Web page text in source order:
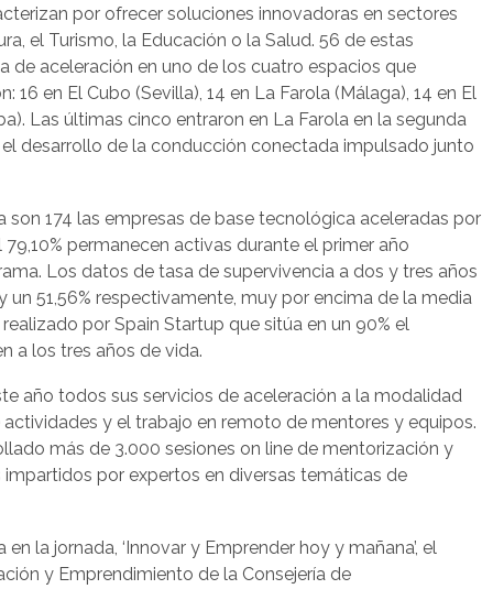
por ofrecer soluciones innovadoras en sectores
el Turismo, la Educación o la Salud. 56 de estas
de aceleración en uno de los cuatro espacios que
16 en El Cubo (Sevilla), 14 en La Farola (Málaga), 14 en El
Las últimas cinco entraron en La Farola en la segunda
desarrollo de la conducción conectada impulsado junto
son 174 las empresas de base tecnológica aceleradas por
permanecen activas durante el primer año
Los datos de tasa de supervivencia a dos y tres años
un 51,56% respectivamente, muy por encima de la media
por Spain Startup que sitúa en un 90% el
a los tres años de vida.
año todos sus servicios de aceleración a la modalidad
y el trabajo en remoto de mentores y equipos.
más de 3.000 sesiones on line de mentorización y
por expertos en diversas temáticas de
la jornada, ‘Innovar y Emprender hoy y mañana’, el
y Emprendimiento de la Consejería de